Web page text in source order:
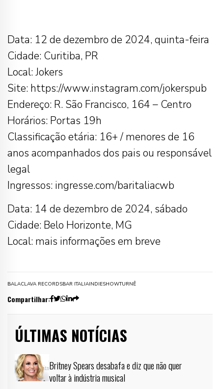
Data: 12 de dezembro de 2024, quinta-feira
Cidade: Curitiba, PR
Local: Jokers
Site: https://www.instagram.com/jokerspub
Endereço: R. São Francisco, 164 – Centro
Horários: Portas 19h
Classificação etária: 16+ / menores de 16
anos acompanhados dos pais ou responsável
legal
Ingressos: ingresse.com/baritaliacwb
Data: 14 de dezembro de 2024, sábado
Cidade: Belo Horizonte, MG
Local: mais informações em breve
BALACLAVA RECORDSBAR ITALIAINDIESHOWTURNÊ
Compartilhar:
ÚLTIMAS NOTÍCIAS
Britney Spears desabafa e diz que não quer
voltar à indústria musical